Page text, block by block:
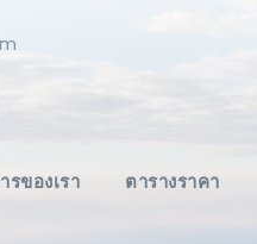
รของเรา ตารางราคา